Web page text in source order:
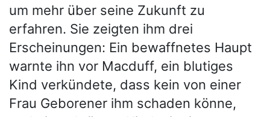
um mehr über seine Zukunft zu
erfahren. Sie zeigten ihm drei
Erscheinungen: Ein bewaffnetes Haupt
warnte ihn vor Macduff, ein blutiges
Kind verkündete, dass kein von einer
Frau Geborener ihm schaden könne,